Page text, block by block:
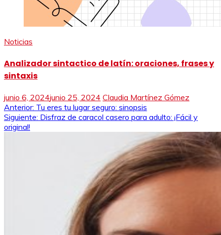
Noticias
Analizador sintactico de latín: oraciones, frases y
sintaxis
junio 6, 2024junio 25, 2024 Claudia Martínez Gómez
Navegación
de
Anterior: Tu eres tu lugar seguro: sinopsis
Siguiente: Disfraz de caracol casero para adulto: ¡Fácil y
original!